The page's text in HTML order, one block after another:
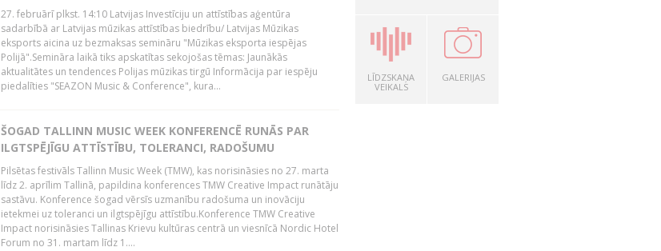
27. februārī plkst. 14:10 Latvijas Investīciju un attīstības aģentūra
sadarbībā ar Latvijas mūzikas attīstības biedrību/ Latvijas Mūzikas
eksports aicina uz bezmaksas semināru "Mūzikas eksporta iespējas
Polijā".Semināra laikā tiks apskatītas sekojošas tēmas: Jaunākās
aktualitātes un tendences Polijas mūzikas tirgū Informācija par iespēju
piedalīties "SEAZON Music & Conference", kura...
ŠOGAD TALLINN MUSIC WEEK KONFERENCĒ RUNĀS PAR
ILGTSPĒJĪGU ATTĪSTĪBU, TOLERANCI, RADOŠUMU
Pilsētas festivāls Tallinn Music Week (TMW), kas norisināsies no 27. marta
līdz 2. aprīlim Tallinā, papildina konferences TMW Creative Impact runātāju
sastāvu. Konference šogad vērsīs uzmanību radošuma un inovāciju
ietekmei uz toleranci un ilgtspējīgu attīstību.Konference TMW Creative
Impact norisināsies Tallinas Krievu kultūras centrā un viesnīcā Nordic Hotel
Forum no 31. martam līdz 1....
LĪDZSKAŅA
VEIKALS
GALERIJAS